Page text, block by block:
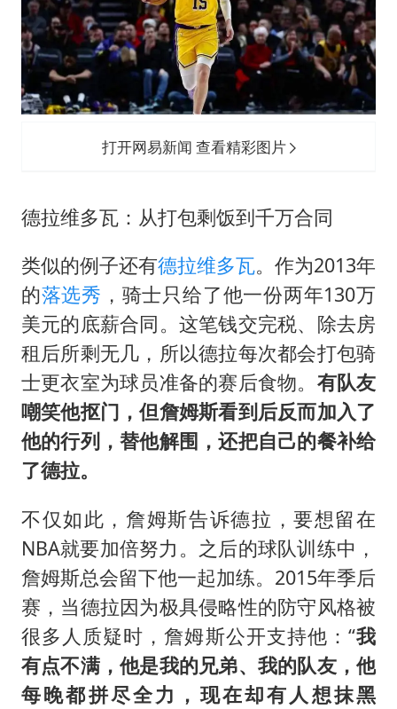
打开网易新闻 查看精彩图片
德拉维多瓦：从打包剩饭到千万合同
类似的例子还有德拉维多瓦。作为2013年
的落选秀 ，骑士只给了他一份两年130万
美元的底薪合同。这笔钱交完税、除去房
租后所剩无几，所以德拉每次都会打包骑
士更衣室为球员准备的赛后食物。 有队友
嘲笑他抠门，但詹姆斯看到后反而加入了
他的行列，替他解围，还把自己的餐补给
了德拉。
不仅如此，詹姆斯告诉德拉，要想留在
NBA就要加倍努力。之后的球队训练中，
詹姆斯总会留下他一起加练。2015年季后
赛，当德拉因为极具侵略性的防守风格被
很多人质疑时，詹姆斯公开支持他：“我
有点不满，他是我的兄弟、我的队友，他
每晚都拼尽全力，现在却有人想抹黑